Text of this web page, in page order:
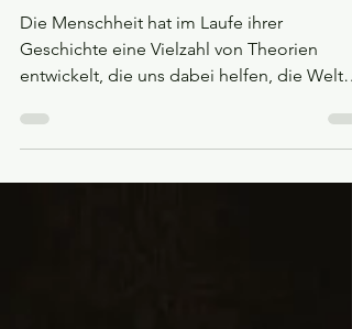
eigentlich die Welt am
besten erklären?
um uns herum besser zu